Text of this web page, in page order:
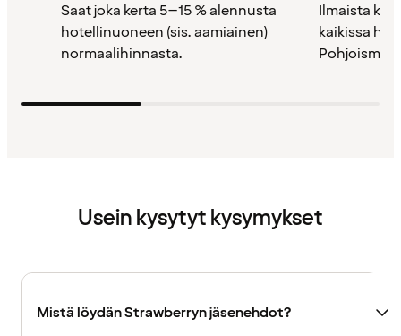
Saat joka kerta 5–15 % alennusta
hotellinuoneen (sis. aamiainen)
normaalihinnasta.
Ilmaista
kaikissa
Usein kysytyt kysymykset
Mistä löydän Strawberryn jäsenehdot?